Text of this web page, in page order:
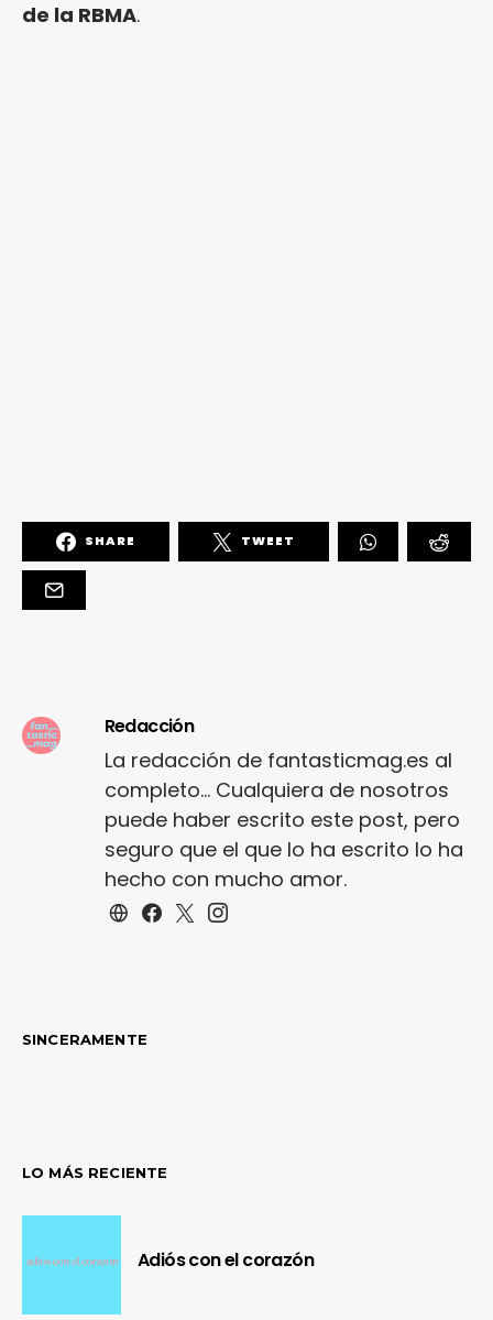
de la RBMA.
SHARE TWEET
Redacción
La redacción de fantasticmag.es al
completo... Cualquiera de nosotros
puede haber escrito este post, pero
seguro que el que lo ha escrito lo ha
hecho con mucho amor.
SINCERAMENTE
LO MÁS RECIENTE
Adiós con el corazón